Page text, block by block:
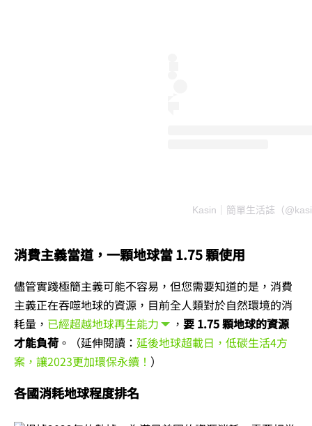
Kasin｜簡單生活誌（
消費主義當道，一顆地球當 1.75 顆使用
儘管實踐極簡主義可能不容易，但您需要知道的是，消費
主義正在吞噬地球的資源，目前全人類對於自然環境的消
耗量， 已經超越地球再生能力 ，要 1.75 顆地球的資源
才能負荷 。（延伸閱讀： 延後地球超載日，低碳生活4方
案，讓2023更加環保永續！ ）
各國消耗地球程度排名